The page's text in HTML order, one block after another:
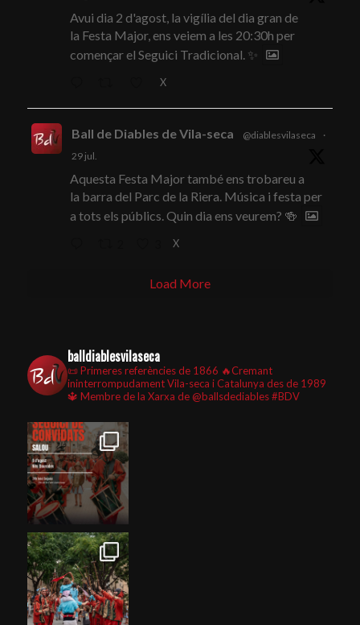
Avui dia 2 d'agost, la vigília del dia gran de
la Festa Major, ens veiem a les 20:30h per
començar el Seguici Tradicional. ✨
X
Ball de Diables de Vila-seca @diablesvilaseca
·
29 jul.
Aquesta Festa Major també ens trobareu a
la barra del Parc de la Riera. Música i festa per
a tots els públics. Quin dia ens veurem? 🍻
X
Load More
balldiablesvilaseca
📜 Primeres referències de 1866 🔥Cremant
ininterrompudament Vila-seca i Catalunya des de 1989
🔱 Membre de la Xarxa de @ballsdediables#BDV